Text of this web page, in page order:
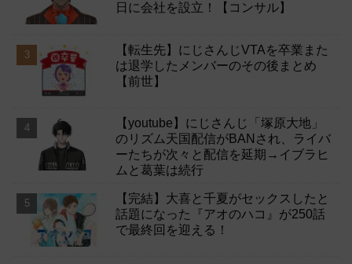
日に会社を設立！【コンサル】
【転生先】にじさんじVTAを卒業また
は退学したメンバーのその後まとめ
【前世】
【youtube】にじさんじ「塚原大地」
のリズム天国配信がBANされ、ライバ
ーたちが次々と配信を延期→イブラヒ
ムと葛葉は続行
【完結】大喜と千夏がセックスしたと
話題になった『アオのハコ』が250話
で最終回を迎える！